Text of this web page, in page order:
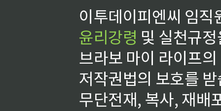
이투데이피엔씨 임
윤리강령 및 실천규
브라보 마이 라이프
저작권법의 보호를
무단전재, 복사, 재배